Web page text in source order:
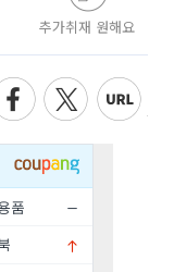
추가취재 원해요